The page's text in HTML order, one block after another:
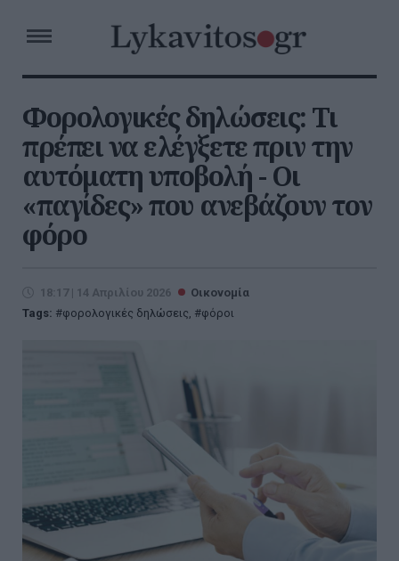
Φορολογικές δηλώσεις: Τι
πρέπει να ελέγξετε πριν την
αυτόματη υποβολή - Οι
«παγίδες» που ανεβάζουν τον
φόρο
18:17 | 14 Απριλίου 2026
Οικονομία
Tags:
φορολογικές δηλώσεις, φόροι